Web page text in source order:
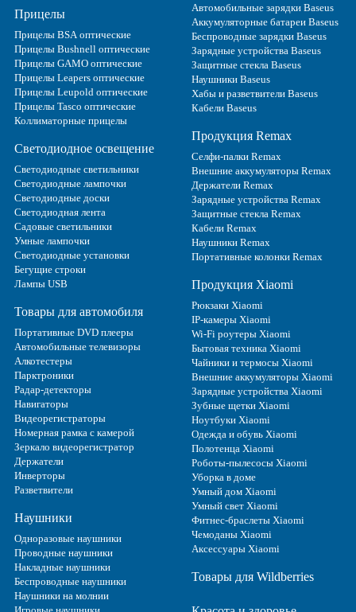
Прицелы
Прицелы BSA оптические
Прицелы Bushnell оптические
Прицелы GAMO оптические
Прицелы Leapers оптические
Прицелы Leupold оптические
Прицелы Tasco оптические
Коллиматорные прицелы
Светодиодное освещение
Светодиодные светильники
Светодиодные лампочки
Светодиодные доски
Светодиодная лента
Садовые светильники
Умные лампочки
Светодиодные установки
Бегущие строки
Лампы USB
Товары для автомобиля
Портативные DVD плееры
Автомобильные телевизоры
Алкотестеры
Парктроники
Радар-детекторы
Навигаторы
Видеорегистраторы
Номерная рамка с камерой
Зеркало видеорегистратор
Держатели
Инверторы
Разветвители
Наушники
Одноразовые наушники
Проводные наушники
Накладные наушники
Беспроводные наушники
Наушники на молнии
Автомобильные зарядки Baseus
Аккумуляторные батареи Baseus
Беспроводные зарядки Baseus
Зарядные устройства Baseus
Защитные стекла Baseus
Наушники Baseus
Хабы и разветвители Baseus
Кабели Baseus
Продукция Remax
Селфи-палки Remax
Внешние аккумуляторы Remax
Держатели Remax
Зарядные устройства Remax
Защитные стекла Remax
Кабели Remax
Наушники Remax
Портативные колонки Remax
Продукция Xiaomi
Рюкзаки Xiaomi
IP-камеры Xiaomi
Wi-Fi роутеры Xiaomi
Бытовая техника Xiaomi
Чайники и термосы Xiaomi
Внешние аккумуляторы Xiaomi
Зарядные устройства Xiaomi
Зубные щетки Xiaomi
Ноутбуки Xiaomi
Одежда и обувь Xiaomi
Полотенца Xiaomi
Роботы-пылесосы Xiaomi
Уборка в доме
Умный дом Xiaomi
Умный свет Xiaomi
Фитнес-браслеты Xiaomi
Чемоданы Xiaomi
Аксессуары Xiaomi
Товары для Wildberries